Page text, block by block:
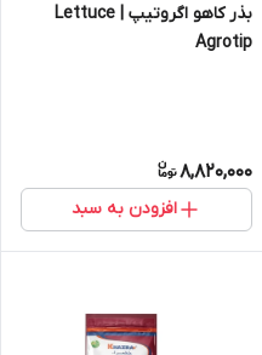
بذر کاهو اگروتیپ | Lettuce
Agrotip
8,820,000
افزودن به سبد